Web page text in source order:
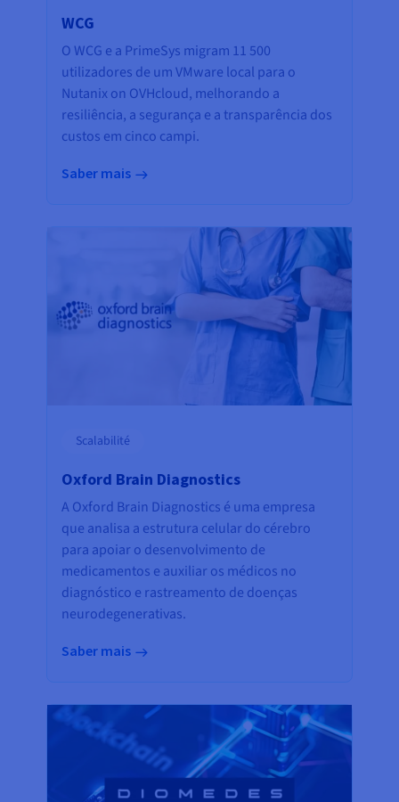
WCG
O WCG e a PrimeSys migram 11 500
utilizadores de um VMware local para o
Nutanix on OVHcloud, melhorando a
resiliência, a segurança e a transparência dos
custos em cinco campi.
Saber mais
Scalabilité
Oxford Brain Diagnostics
A Oxford Brain Diagnostics é uma empresa
que analisa a estrutura celular do cérebro
para apoiar o desenvolvimento de
medicamentos e auxiliar os médicos no
diagnóstico e rastreamento de doenças
neurodegenerativas.
Saber mais